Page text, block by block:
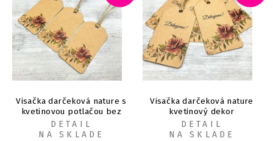
Visačka darčeková nature s
kvetinovou potlačou bez
textu 50 x 90 mm (8 ks)
DETAIL
NA SKLADE
Visačka darčeková nature
kvetinový dekor
"Děkujeme" 50 × 90 mm (8
ks)
DETAIL
NA SKLADE